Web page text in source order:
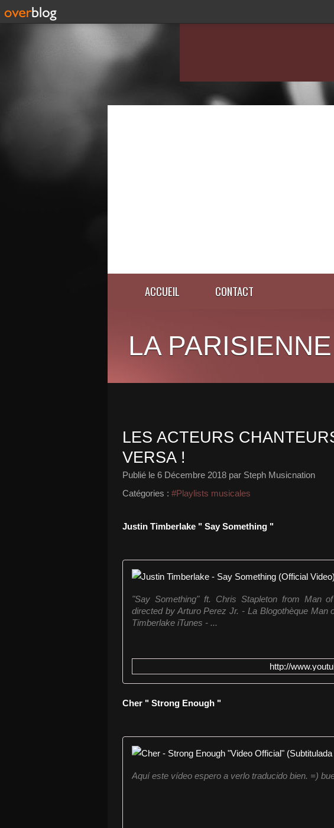
ACCUEIL CONTACT
LA
LES ACTEURS
VERSA !
Publié le 6 Décembre 2018 par Steph Musicnation
Catégories : #Playlists musicales
Justin Timberlake " Say Something "
"Say Something" ft. Chris Stapleton from Man
directed by Arturo Perez Jr. - La Blogothèque Man
Timberlake iTunes - ...
http://
Cher " Strong Enough "
Aquí este vídeo espero a verlo traducido bien. =)